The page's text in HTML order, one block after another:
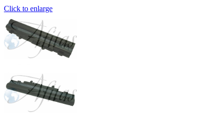
Click to enlarge